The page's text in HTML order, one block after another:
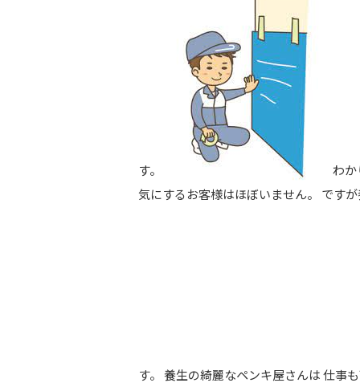
す。
わか
気にするお客様はほぼいません。 です
す。 養生の綺麗なペンキ屋さんは 仕事